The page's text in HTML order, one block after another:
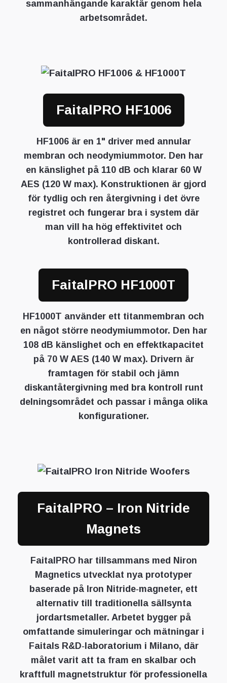
sammanhängande karaktär genom hela
arbetsområdet.
FaitalPRO HF1006
HF1006 är en 1" driver med annular
membran och neodymiummotor. Den har
en känslighet på 110 dB och klarar 60 W
AES (120 W max). Konstruktionen är gjord
för tydlig och ren återgivning i det övre
registret och fungerar bra i system där
man vill ha hög effektivitet och
kontrollerad diskant.
FaitalPRO HF1000T
HF1000T använder ett titanmembran och
en något större neodymiummotor. Den har
108 dB känslighet och en effektkapacitet
på 70 W AES (140 W max). Drivern är
framtagen för stabil och jämn
diskantåtergivning med bra kontroll runt
delningsområdet och passar i många olika
konfigurationer.
FaitalPRO – Iron Nitride
Magnets
FaitalPRO har tillsammans med Niron
Magnetics utvecklat nya prototyper
baserade på Iron Nitride‑magneter, ett
alternativ till traditionella sällsynta
jordartsmetaller. Arbetet bygger på
omfattande simuleringar och mätningar i
Faitals R&D‑laboratorium i Milano, där
målet varit att ta fram en skalbar och
kraftfull magnetstruktur för professionella